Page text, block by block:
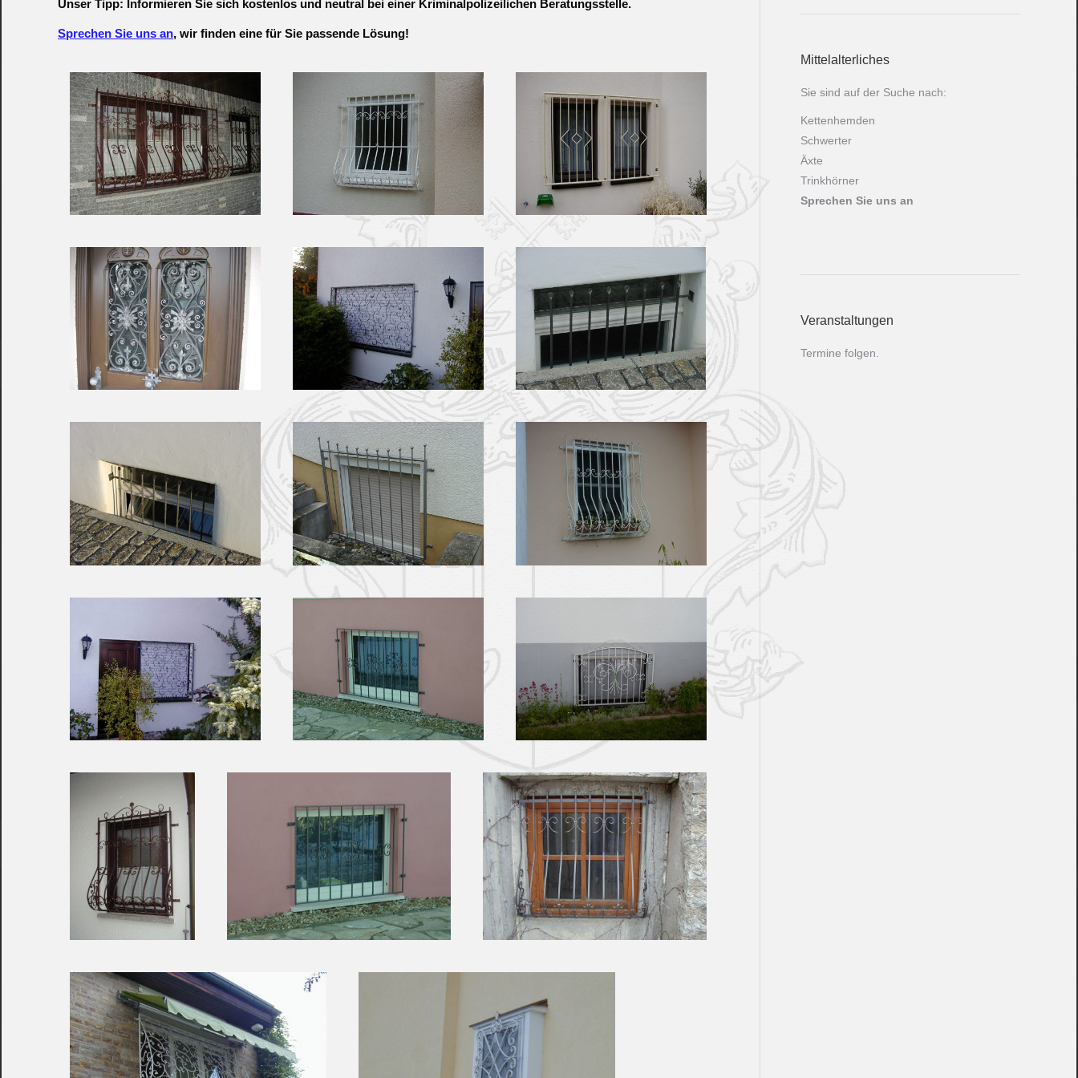
Unser Tipp: Informieren Sie sich kostenlos und neutral bei einer Kriminalpolizeilichen Beratungsstelle.
Sprechen Sie uns an, wir finden eine für Sie passende Lösung!
Mittelalterliches
Sie sind auf der Suche nach:
Kettenhemden
Schwerter
Äxte
Trinkhörner
Sprechen Sie uns an
Veranstaltungen
Termine folgen.